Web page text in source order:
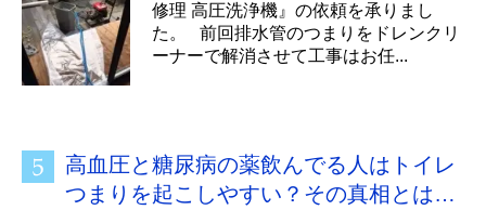
修理 高圧洗浄機』の依頼を承りまし
た。 前回排水管のつまりをドレンクリ
ーナーで解消させて工事はお任...
高血圧と糖尿病の薬飲んでる人はトイレ
つまりを起こしやすい？その真相とは…